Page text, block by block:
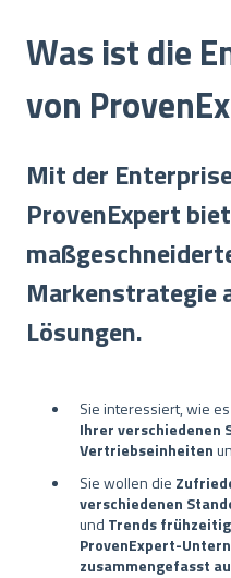
Was ist die
von
Mit der
ProvenExpert
Markenstrategie
Lösungen.
Sie interessiert, wie
Ihrer verschiedenen
Vertriebseinheiten
Sie wollen die
verschiedenen
und Trends
ProvenExpert-
zusammengefasst